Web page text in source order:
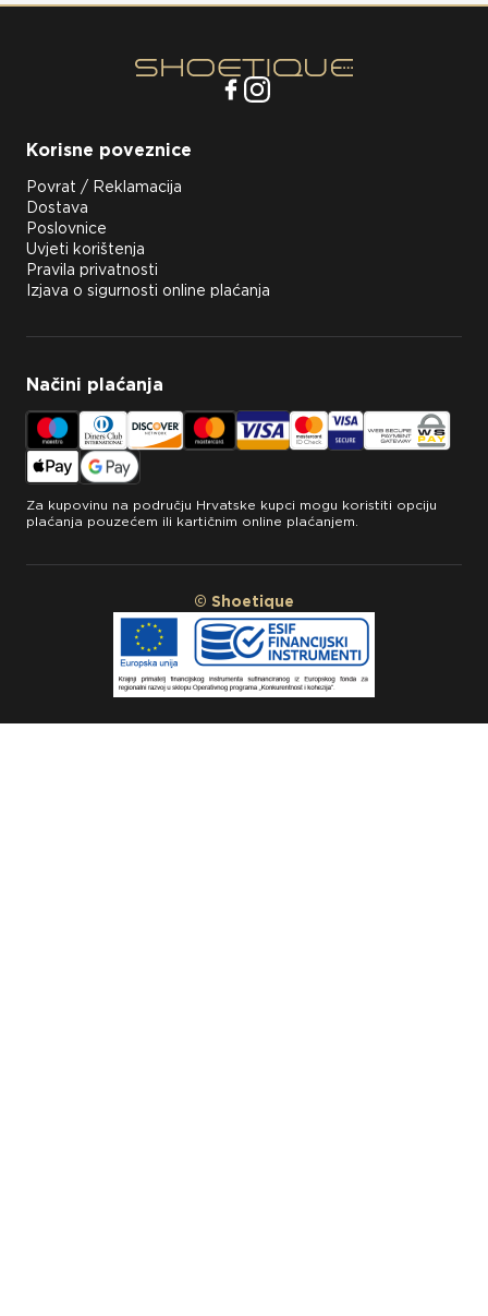
Korisne poveznice
Povrat / Reklamacija
Dostava
Poslovnice
Uvjeti korištenja
Pravila privatnosti
Izjava o sigurnosti online plaćanja
Načini plaćanja
Za kupovinu na području Hrvatske kupci mogu koristiti opciju
plaćanja pouzećem ili kartičnim online plaćanjem.
© Shoetique